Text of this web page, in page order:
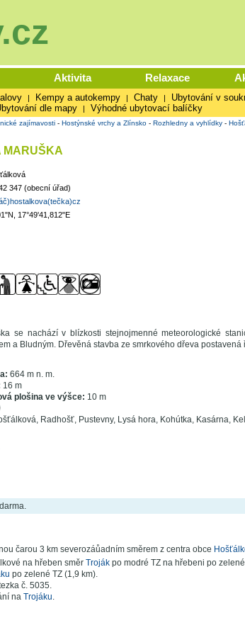
Aktivita Relaxace
| Kempy a autokempy | Chaty | Ubytování v
dle mapy | Výhodné ubytovací balíčky
zajímavosti- Hostýnské vrchy a Zlínsko- Rozhledny a vyhlídky-
MARUŠKA
347 (obecní úřad)
17°49'41,812"E
se nachází v blízkosti stejnojmenné meteorologické
a Bludným. Dřevěná stavba ze smrkového dřeva
664 m n. m.
16 m
plošina ve výšce: 10 m
Radhošť, Pustevny, Lysá hora, Kohútka, Kasárna,
čarou 3 km severozáůadním směrem z centra obce
na hřeben směr Trojákpo modré TZ na hřebeni po
po zelené TZ (1,9 km).
č. 5035.
na Trojáku.